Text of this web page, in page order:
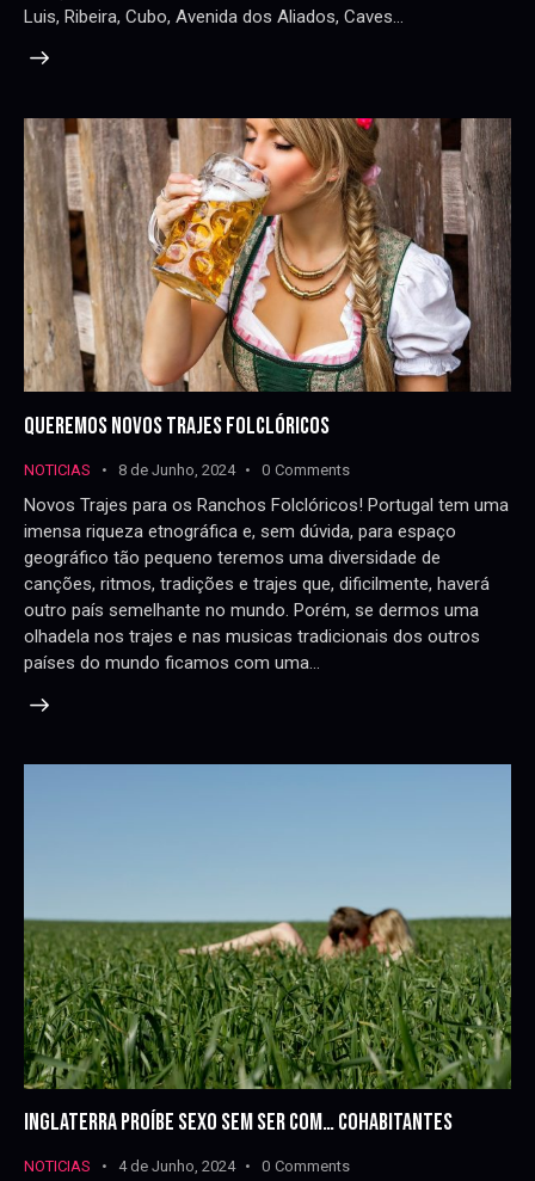
Luis, Ribeira, Cubo, Avenida dos Aliados, Caves…
QUEREMOS NOVOS TRAJES FOLCLÓRICOS
NOTICIAS 8 de Junho, 2024 0 Comments
Novos Trajes para os Ranchos Folclóricos! Portugal tem uma
imensa riqueza etnográfica e, sem dúvida, para espaço
geográfico tão pequeno teremos uma diversidade de
canções, ritmos, tradições e trajes que, dificilmente, haverá
outro país semelhante no mundo. Porém, se dermos uma
olhadela nos trajes e nas musicas tradicionais dos outros
países do mundo ficamos com uma…
INGLATERRA PROÍBE SEXO SEM SER COM… COHABITANTES
NOTICIAS 4 de Junho, 2024 0 Comments